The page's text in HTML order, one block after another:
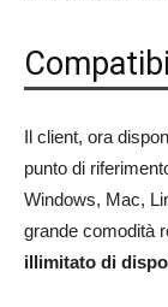
Il client, ora
punto di
Windows, Mac,
grande comodità
illimitato di